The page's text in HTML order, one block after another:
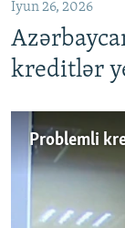
İyun 26, 2026
kreditlər
Problemli